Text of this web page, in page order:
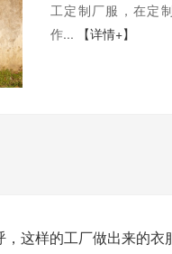
工定制厂服，在定
作...
【详情+】